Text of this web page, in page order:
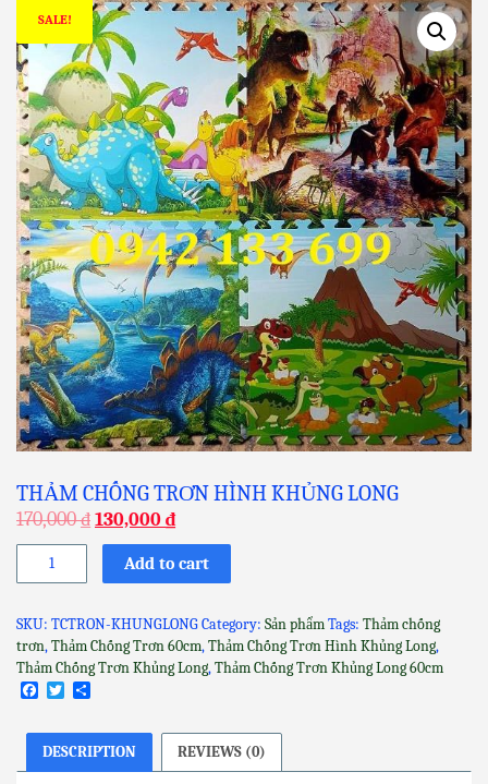
SALE!
THẢM CHỐNG TRƠN HÌNH KHỦNG LONG
170,000₫ 130,000 ₫
Thảm
Hình
Khủng
Long
quantity
Add to cart
SKU: TCTRON-KHUNGLONGCategory: Sản phẩmTags: Thảm chống
trơn,Thảm Chống Trơn 60cm,Thảm Chống Trơn Hình Khủng Long,
Thảm Chống Trơn Khủng Long,Thảm Chống Trơn Khủng Long 60cm
Facebook
Twitter
DESCRIPTION REVIEWS (0)